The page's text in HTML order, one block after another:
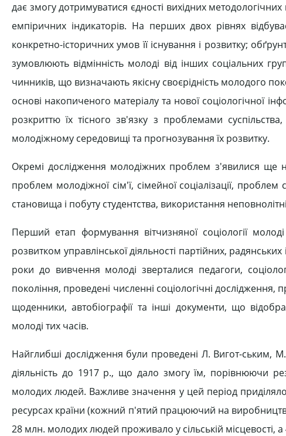
дає змогу дотримуватися єдності вихідних
емпіричних індикаторів. На перших двох рівнях
конкретно-історичних умов її існування і розвитку;
зумовлюють відмінність молоді від інших соціальних
чинників, що визначають якісну своєрідність молодого
основі накопиченого матеріалу та нової соціологічної
розкриттю їх тісного зв'язку з проблемами
молодіжному середовищі та прогнозування їх розвитку.
Окремі дослідження молодіжних проблем з'явилися ще
проблем молодіжної сім'ї, сімейної соціалізації,
становища і побуту студентства, використання
Перший етап формування вітчизняної соціології
розвитком управлінської діяльності партійних,
роки до вивчення молоді зверталися педагоги,
покоління, проведені численні соціологічні дослідження,
щоденники, автобіографії та інші документи, що
молоді тих часів.
Найглибші дослідження були проведені Л. Вигот-
діяльність до 1917 p., що дало змогу їм, порівнюючи
молодих людей. Важливе значення у цей період
ресурсах країни (кожний п'ятий працюючий на
28 млн. молодих людей проживало у сільській місцевості,